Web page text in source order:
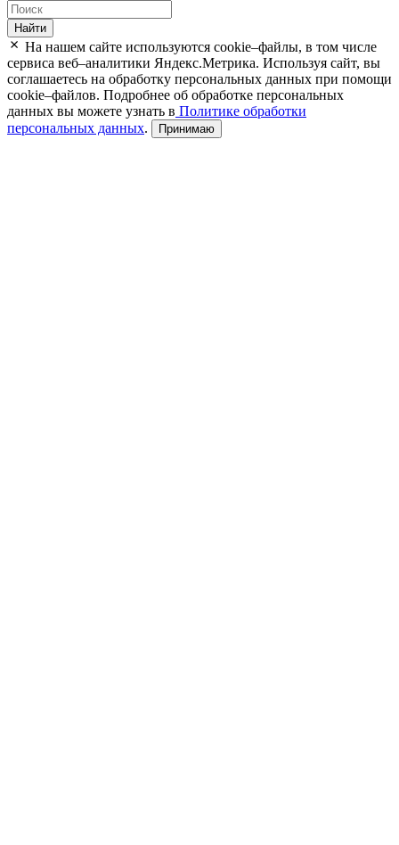
Найти
На нашем сайте используются cookie–файлы, в том числе
сервиса веб–аналитики Яндекс.Метрика. Используя сайт, вы
соглашаетесь на обработку персональных данных при помощи
cookie–файлов. Подробнее об обработке персональных
данных вы можете узнать в Политике обработки
персональных данных. Принимаю